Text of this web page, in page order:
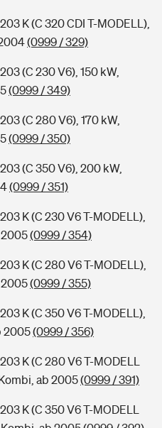
K (C 320 CDI T-MODELL),
(0999 / 329)
(C 230 V6), 150 kW,
(0999 / 349)
(C 280 V6), 170 kW,
(0999 / 350)
(C 350 V6), 200 kW,
(0999 / 351)
K (C 230 V6 T-MODELL),
2005(0999 / 354)
K (C 280 V6 T-MODELL),
2005(0999 / 355)
K (C 350 V6 T-MODELL),
2005(0999 / 356)
K (C 280 V6 T-MODELL
ab 2005(0999 / 391)
K (C 350 V6 T-MODELL